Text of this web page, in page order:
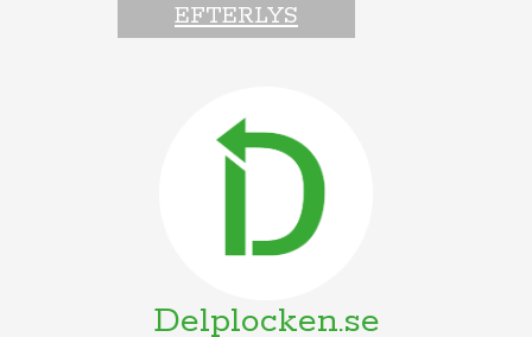
EFTERLYS
Delplocken.se